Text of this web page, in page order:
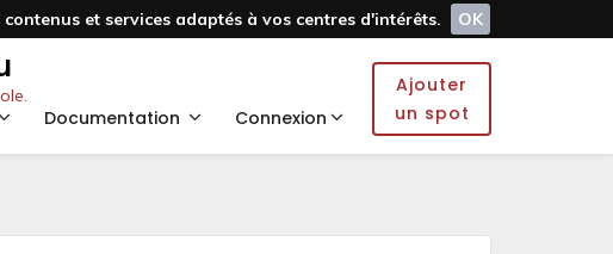
et services adaptés à vos centres d'intérêts.
OK
Documentation Connexion
Ajouter
un spot